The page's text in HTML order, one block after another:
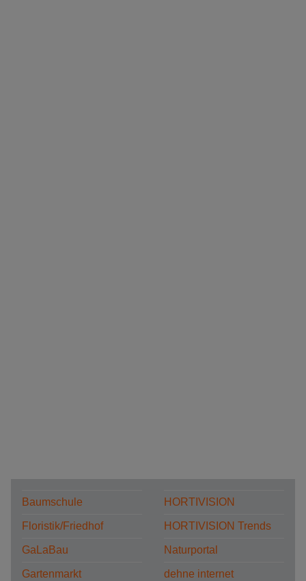
Baumschule
Floristik/Friedhof
GaLaBau
Gartenmarkt
HORTIVISION
HORTIVISION Trends
Naturportal
dehne internet